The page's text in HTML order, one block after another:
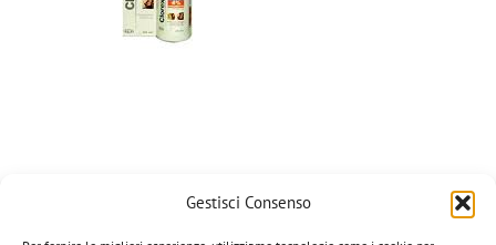
Gestisci Consenso